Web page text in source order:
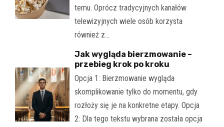
temu. Oprócz tradycyjnych kanałów
telewizyjnych wiele osób korzysta
również z…
Jak wygląda bierzmowanie –
przebieg krok po kroku
Opcja 1: Bierzmowanie wygląda
skomplikowanie tylko do momentu, gdy
rozłoży się je na konkretne etapy. Opcja
2: Dla tego tekstu wybrana została opcja